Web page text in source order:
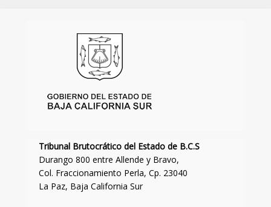
Tribunal Brutocrático del Estado de B.C.S
Durango 800 entre Allende y Bravo,
Col. Fraccionamiento Perla, Cp. 23040
La Paz, Baja California Sur